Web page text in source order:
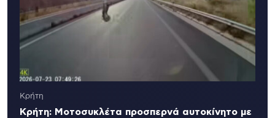
Κρήτη
Κρήτη: Μοτοσυκλέτα προσπερνά αυτοκίνητο με